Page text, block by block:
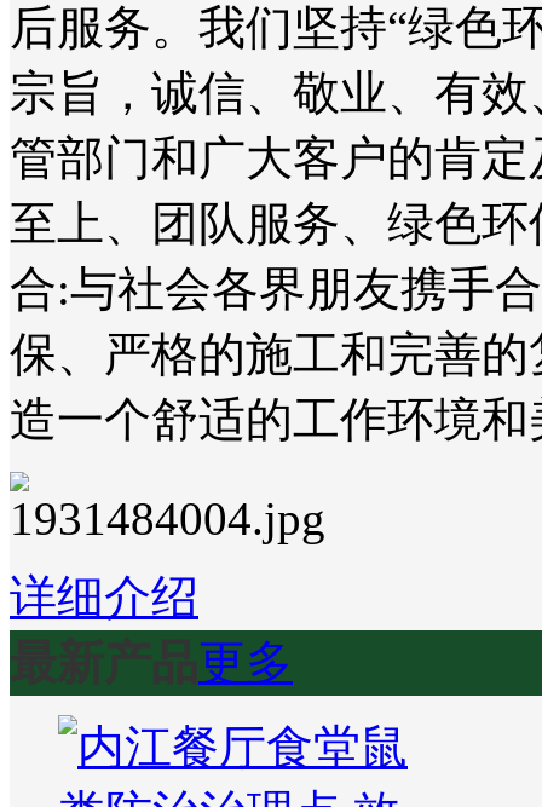
后服务。我们坚持“绿色
宗旨，诚信、敬业、有
管部门和广大客户的肯
至上、团队服务、绿色
合:与社会各界朋友携手
保、严格的施工和完善
造一个舒适的工作环境
详细介绍
最新产品更多